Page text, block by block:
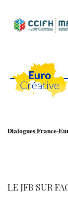
Dialogues France-
LE JFB SUR